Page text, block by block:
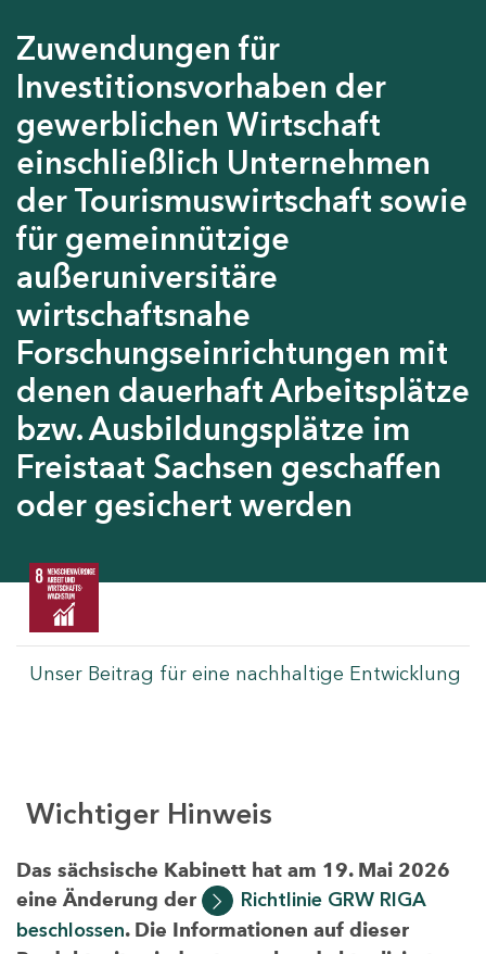
Zuwendungen für
Investitionsvorhaben der
gewerblichen Wirtschaft
einschließlich Unternehmen
der Tourismuswirtschaft sowie
für gemeinnützige
außeruniversitäre
wirtschaftsnahe
Forschungseinrichtungen mit
denen dauerhaft Arbeitsplätze
bzw. Ausbildungsplätze im
Freistaat Sachsen geschaffen
oder gesichert werden
Unser Beitrag für eine nachhaltige Entwicklung
Wichtiger Hinweis
Das sächsische Kabinett hat am 19. Mai 2026
eine Änderung der
Richtlinie GRW RIGA
beschlossen. Die Informationen auf dieser